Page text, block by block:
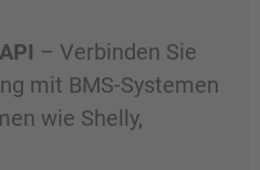
– Verbinden Sie
mit BMS-Systemen
wie Shelly,